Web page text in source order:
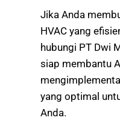
Jika Anda
HVAC yang
hubungi PT Dwi
siap membantu
yang optimal
Anda.